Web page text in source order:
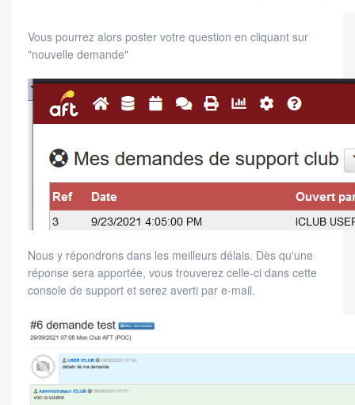
Vous pourrez alors poster votre question en cliquant sur
"nouvelle demande"
Nous y répondrons dans les meilleurs délais. Dès qu'une
réponse sera apportée, vous trouverez celle-ci dans cette
console de support et serez averti par e-mail.